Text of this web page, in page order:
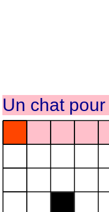
Un chat